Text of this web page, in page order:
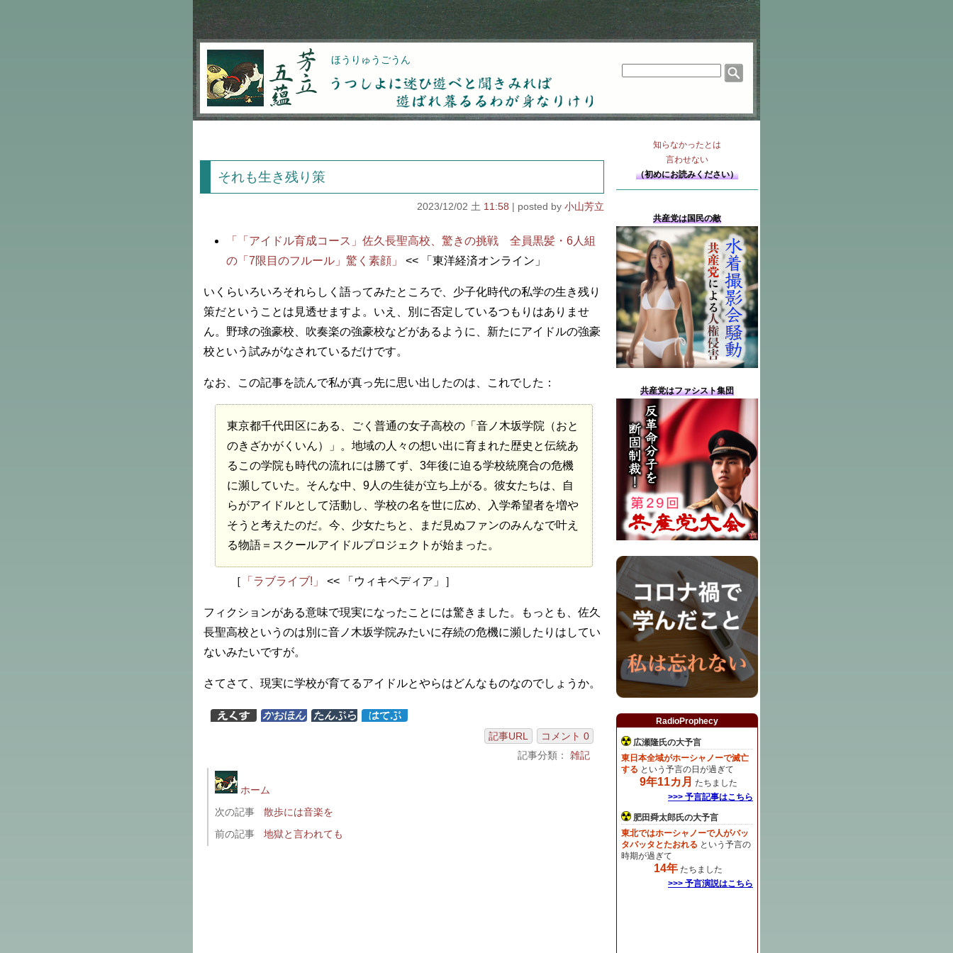
芳立五蘊 ほうりゅうごうん
うつしよに迷ひ遊べと聞きみれば遊ばれ暮るるわが
それも生き残り策
2023/12/02 土 11:58 小山芳立
「「アイドル育成コース」佐久長聖高校、驚きの挑戦 全員黒髪・6人組
の「7限目のフルール」驚く素顔」
<< 「東洋経済オンライン」
いくらいろいろそれらしく語ってみたところで、少子化時代の私学の生き残り
策だということは見透せますよ。いえ、別に否定しているつもりはありませ
ん。野球の強豪校、吹奏楽の強豪校などがあるように、新たにアイドルの強豪
校という試みがなされているだけです。
なお、この記事を読んで私が真っ先に思い出したのは、これでした：
東京都千代田区にある、ごく普通の女子高校の「音ノ木坂学院（おと
のきざかがくいん）」。地域の人々の想い出に育まれた歴史と伝統あ
るこの学院も時代の流れには勝てず、3年後に迫る学校統廃合の危機
に瀕していた。そんな中、9人の生徒が立ち上がる。彼女たちは、自
らがアイドルとして活動し、学校の名を世に広め、入学希望者を増や
そうと考えたのだ。今、少女たちと、まだ見ぬファンのみんなで叶え
る物語＝スクールアイドルプロジェクトが始まった。
［ 「ラブライブ!」 << 「ウィキペディア」］
フィクションがある意味で現実になったことには驚きました。もっとも、佐久
長聖高校というのは別に音ノ木坂学院みたいに存続の危機に瀕したりはしてい
ないみたいですが。
さてさて、現実に学校が育てるアイドルとやらはどんなものなのでしょうか。
記事URL
コメント 0
記事分類： 雑記
ホーム
次の記事
散歩には音楽を
前の記事
地獄と言われても
知らなかったとは
言わせない
（初めにお読みください）
共産党は国民の敵
共産党はファシスト集団